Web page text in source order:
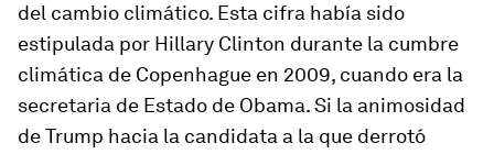
del cambio climático. Esta cifra había sido
estipulada por Hillary Clinton durante la cumbre
climática de Copenhague en 2009, cuando era la
secretaria de Estado de Obama. Si la animosidad
de Trump hacia la candidata a la que derrotó